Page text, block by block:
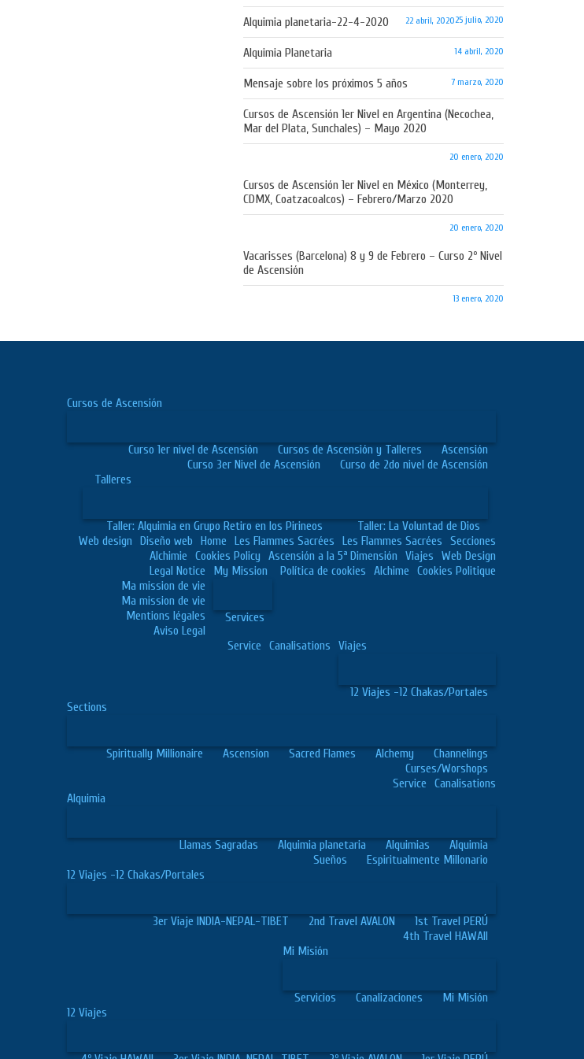
25 julio, 2020
Alquimia planetaria-22-4-2020 22 abril, 2020
Alquimia Planetaria 14 abril, 2020
Mensaje sobre los próximos 5 años 7 marzo, 2020
Cursos de Ascensión 1er Nivel en Argentina (Necochea,
Mar del Plata, Sunchales) – Mayo 2020
20 enero, 2020
Cursos de Ascensión 1er Nivel en México (Monterrey,
CDMX, Coatzacoalcos) – Febrero/Marzo 2020
20 enero, 2020
Vacarisses (Barcelona) 8 y 9 de Febrero – Curso 2º Nivel
de Ascensión
13 enero, 2020
Cursos de Ascensión
Ascensión
Cursos de Ascensión y Talleres
Curso 1er nivel de Ascensión
Curso de 2do nivel de Ascensión
Curso 3er Nivel de Ascensión
Talleres
Taller: La Voluntad de Dios
Taller: Alquimia en Grupo Retiro en los Pirineos
Secciones
Les Flammes Sacrées
Les Flammes Sacrées
Home
Diseño web
Web design
Web Design
Viajes
Ascensión a la 5ª Dimensión
Cookies Policy
Alchimie
Cookies Politique
Alchime
Política de cookies
My Mission
Services
Legal Notice
Ma mission de vie
Ma mission de vie
Mentions légales
Aviso Legal
Viajes
12 Viajes -12 Chakas/Portales
Canalisations
Service
Sections
Channelings
Alchemy
Sacred Flames
Ascension
Spiritually Millionaire
Curses/Worshops
Canalisations
Service
Alquimia
Alquimia
Alquimias
Alquimia planetaria
Llamas Sagradas
Espiritualmente Millonario
Sueños
12 Viajes -12 Chakas/Portales
1st Travel PERÚ
2nd Travel AVALON
3er Viaje INDIA-NEPAL-TIBET
4th Travel HAWAII
Mi Misión
Mi Misión
Canalizaciones
Servicios
12 Viajes